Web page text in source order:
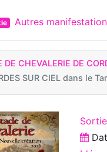
Autres
DE CHEVALERIE DE
SUR CIEL dans le